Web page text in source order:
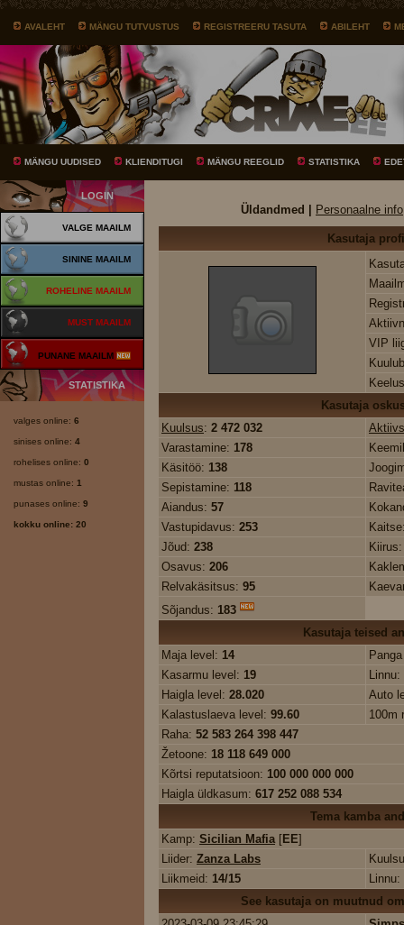
AVALEHT MÄNGU TUTVUSTUS REGISTREERU TASUTA ABILEHT
MÄNGU UUDISED KLIENDITUGI MÄNGU REEGLID STATISTIKA
LOGIN
VALGE MAAILM
SININE MAAILM
ROHELINE MAAILM
MUST MAAILM
PUNANE MAAILM
STATISTIKA
valges online: 6
sinises online: 4
rohelises online: 0
mustas online: 1
punases online: 9
kokku online: 20
Üldandmed | Personaalne info
Kasutaja
VIP
Kasutaja
Kuulsus: 2 472 032
Varastamine: 178
Käsitöö: 138
Sepistamine: 118
Aiandus: 57
Vastupidavus: 253
Jõud: 238
Osavus: 206
Relvakäsitsus: 95
Sõjandus: 183
Kasutaja teised
Maja level: 14
Kasarmu level: 19
Linnu:
Haigla level: 28.020
Auto
Kalastuslaeva level: 99.60
100m
Raha: 52 583 264 398 447
Žetoone: 18 118 649 000
Kõrtsi reputatsioon: 100 000 000 000
Haigla üldkasum: 617 252 088 534
Tema kamba
Kamp: Sicilian Mafia[EE]
Liider: Zanza Labs
Liikmeid: 14/15
Linnu:
See kasutaja on muutnud